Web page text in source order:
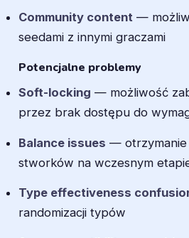
Community content —
seedami z innymi graczami
Potencjalne problemy
Soft-locking — możliwość
przez brak dostępu do
Balance issues — otrzymanie
stworków na wczesnym
Type effectiveness
randomizacji typów